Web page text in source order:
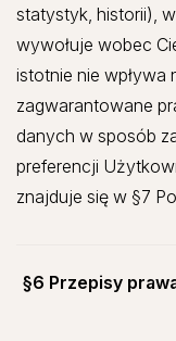
statystyk, historii),
wywołuje wobec
istotnie nie
zagwarantowane
danych w sposób
preferencji
znajduje się w §7
§6 Przepisy